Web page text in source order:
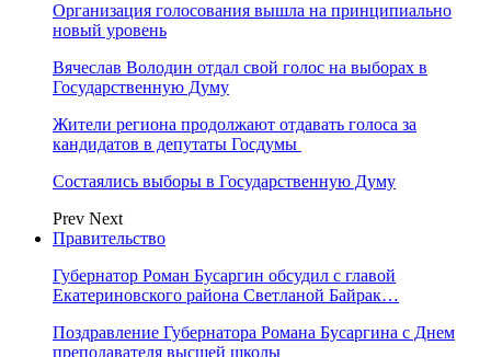
Организация голосования вышла на принципиально
новый уровень
Вячеслав Володин отдал свой голос на выборах в
Государственную Думу
Жители региона продолжают отдавать голоса за
кандидатов в депутаты Госдумы
Состаялись выборы в Государственную Думу
Prev Next
Правительство
Губернатор Роман Бусаргин обсудил с главой
Екатериновского района Светланой Байрак…
Поздравление Губернатора Романа Бусаргина с Днем
преподавателя высшей школы